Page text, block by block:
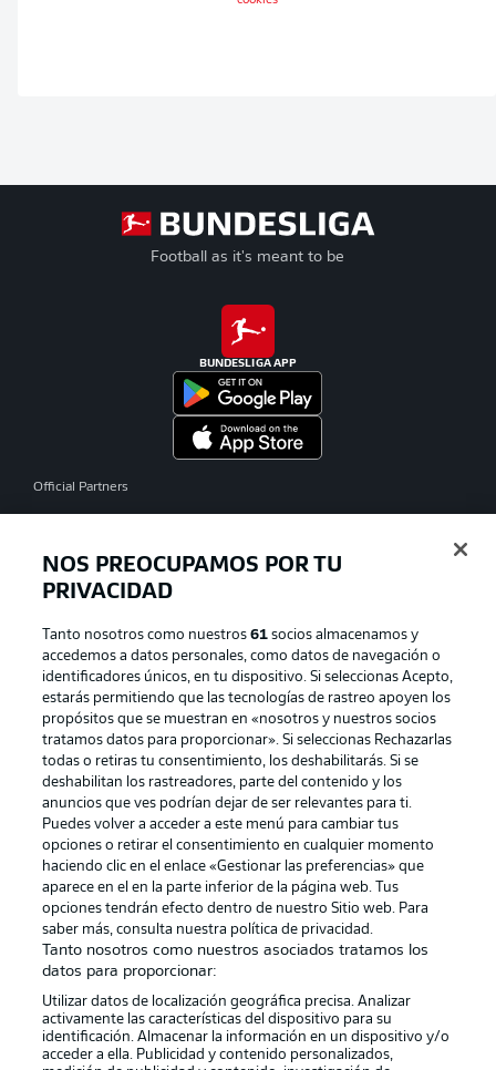
Football as it's meant to be
BUNDESLIGA APP
Official Partners
Publicidad Aviso legal
Gestionar las preferencias Declaracion de privacidad
Canales Trabajos
Jugadores Condiciones de uso
Sello Editorial Contacto
NOS PREOCUPAMOS POR TU
PRIVACIDAD
Tanto nosotros como nuestros61 socios almacenamos y
accedemos a datos personales, como datos de navegación o
identificadores únicos, en tu dispositivo. Si seleccionas Acepto,
estarás permitiendo que las tecnologías de rastreo apoyen los
propósitos que se muestran en «nosotros y nuestros socios
tratamos datos para proporcionar». Si seleccionas Rechazarlas
todas o retiras tu consentimiento, los deshabilitarás. Si se
deshabilitan los rastreadores, parte del contenido y los
anuncios que ves podrían dejar de ser relevantes para ti.
Puedes volver a acceder a este menú para cambiar tus
opciones o retirar el consentimiento en cualquier momento
haciendo clic en el enlace «Gestionar las preferencias» que
aparece en el en la parte inferior de la página web. Tus
opciones tendrán efecto dentro de nuestro Sitio web. Para
saber más, consulta nuestra política de privacidad.
Tanto nosotros como nuestros asociados tratamos los
datos para proporcionar:
Utilizar datos de localización geográfica precisa. Analizar
activamente las características del dispositivo para su
identificación. Almacenar la información en un dispositivo y/o
acceder a ella. Publicidad y contenido personalizados,